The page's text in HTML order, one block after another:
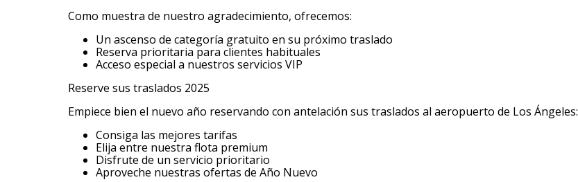
Como muestra de nuestro agradecimiento, ofrecemos:
Un ascenso de categoría gratuito en su próximo traslado
Reserva prioritaria para clientes habituales
Acceso especial a nuestros servicios VIP
Reserve sus traslados 2025
Empiece bien el nuevo año reservando con antelación sus traslados al aeropuerto de Los Ángeles:
Consiga las mejores tarifas
Elija entre nuestra flota premium
Disfrute de un servicio prioritario
Aproveche nuestras ofertas de Año Nuevo